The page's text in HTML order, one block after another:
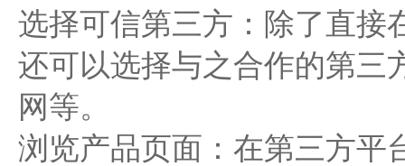
选择可信第三方：除了直接
还可以选择与之合作的第三
网等。
浏览产品页面：在第三方平